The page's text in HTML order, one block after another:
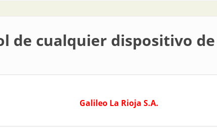
de cualquier dispositivo
Galileo La Rioja S.A.